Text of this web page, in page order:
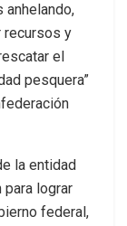
anhelando,
recursos y
el
pesquera”
la entidad
lograr
federal,